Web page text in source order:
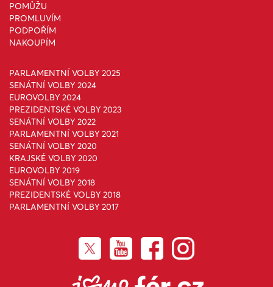
POMŮŽU
PROMLUVÍM
PODPOŘÍM
NAKOUPÍM
PARLAMENTNÍ VOLBY 2025
SENÁTNÍ VOLBY 2024
EUROVOLBY 2024
PREZIDENTSKÉ VOLBY 2023
SENÁTNÍ VOLBY 2022
PARLAMENTNÍ VOLBY 2021
SENÁTNÍ VOLBY 2020
KRAJSKÉ VOLBY 2020
EUROVOLBY 2019
SENÁTNÍ VOLBY 2018
PREZIDENTSKÉ VOLBY 2018
PARLAMENTNÍ VOLBY 2017